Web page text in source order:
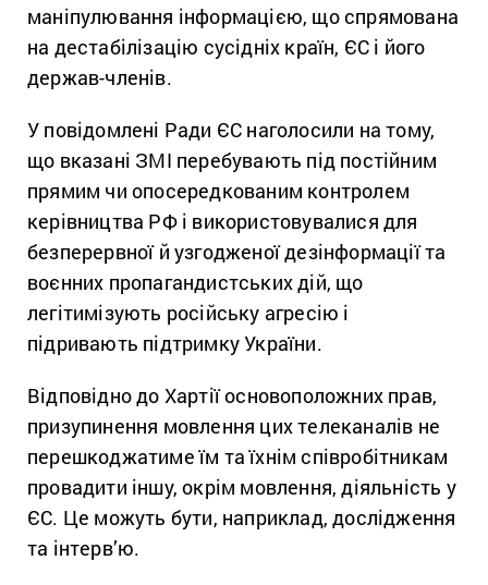
маніпулювання інформацією, що спрямована
на дестабілізацію сусідніх країн, ЄС і його
держав-членів.
У повідомлені Ради ЄС наголосили на тому,
що вказані ЗМІ перебувають під постійним
прямим чи опосередкованим контролем
керівництва РФ і використовувалися для
безперервної й узгодженої дезінформації та
воєнних пропагандистських дій, що
легітимізують російську агресію і
підривають підтримку України.
Відповідно до Хартії основоположних прав,
призупинення мовлення цих телеканалів не
перешкоджатиме їм та їхнім співробітникам
провадити іншу, окрім мовлення, діяльність у
ЄС. Це можуть бути, наприклад, дослідження
та інтерв’ю.